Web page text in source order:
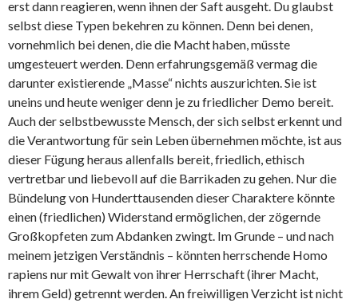
erst dann reagieren, wenn ihnen der Saft ausgeht. Du glaubst
selbst diese Typen bekehren zu können. Denn bei denen,
vornehmlich bei denen, die die Macht haben, müsste
umgesteuert werden. Denn erfahrungsgemäß vermag die
darunter existierende „Masse“ nichts auszurichten. Sie ist
uneins und heute weniger denn je zu friedlicher Demo bereit.
Auch der selbstbewusste Mensch, der sich selbst erkennt und
die Verantwortung für sein Leben übernehmen möchte, ist aus
dieser Fügung heraus allenfalls bereit, friedlich, ethisch
vertretbar und liebevoll auf die Barrikaden zu gehen. Nur die
Bündelung von Hunderttausenden dieser Charaktere könnte
einen (friedlichen) Widerstand ermöglichen, der zögernde
Großkopfeten zum Abdanken zwingt. Im Grunde – und nach
meinem jetzigen Verständnis – könnten herrschende Homo
rapiens nur mit Gewalt von ihrer Herrschaft (ihrer Macht,
ihrem Geld) getrennt werden. An freiwilligen Verzicht ist nicht